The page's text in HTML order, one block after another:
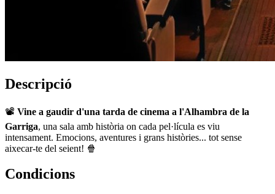
Descripció
📽️ Vine a gaudir d'una tarda de cinema a l'Alhambra de la
Garriga, una sala amb història on cada pel·lícula es viu
intensament. Emocions, aventures i grans històries... tot sense
aixecar-te del seient! 🍿
Condicions